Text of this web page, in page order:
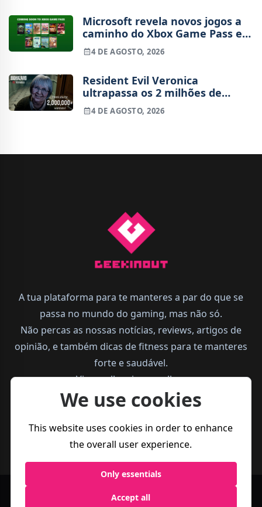
Microsoft revela novos jogos a
caminho do Xbox Game Pass em
agosto
4 DE AGOSTO, 2026
Resident Evil Veronica
ultrapassa os 2 milhões de
wishlists
4 DE AGOSTO, 2026
A tua plataforma para te manteres a par do que se
passa no mundo do gaming, mas não só.
Não percas as nossas notícias, reviews, artigos de
opinião, e também dicas de fitness para te manteres
forte e saudável.
Vive melhor, joga melhor.
Política de
We use cookies
This website uses cookies in order to enhance
the overall user experience.
Only essentials
Accept all